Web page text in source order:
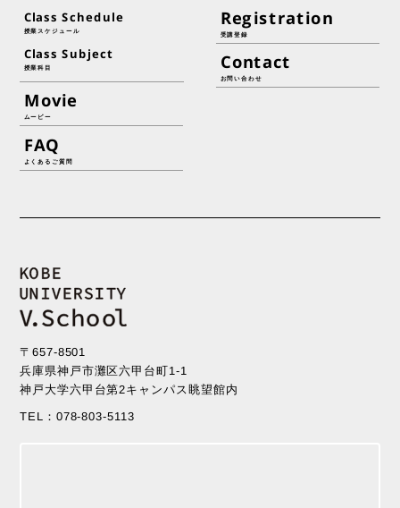
Class Schedule
授業スケジュール
Class Subject
授業科目
Movie
ムービー
FAQ
よくあるご質問
Registration
受講登録
Contact
お問い合わせ
〒657-8501
兵庫県神戸市灘区六甲台町1-1
神戸大学六甲台第2キャンパス眺望館内
TEL：078-803-5113